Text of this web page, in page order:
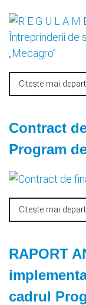
Citește mai
Contract
Program
Citește mai
RAPORT
саdrul